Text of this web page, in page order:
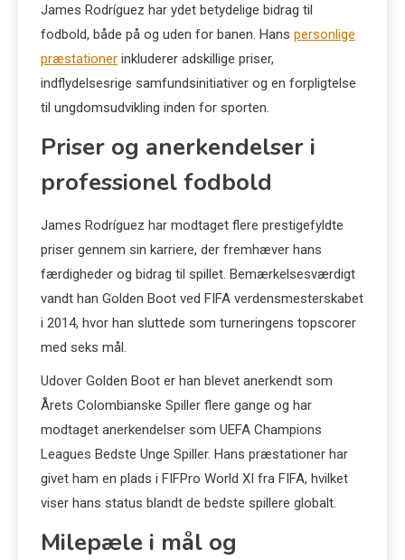
James Rodríguez har ydet betydelige bidrag til
fodbold, både på og uden for banen. Hans personlige
præstationer inkluderer adskillige priser,
indflydelsesrige samfundsinitiativer og en forpligtelse
til ungdomsudvikling inden for sporten.
Priser og anerkendelser i
professionel fodbold
James Rodríguez har modtaget flere prestigefyldte
priser gennem sin karriere, der fremhæver hans
færdigheder og bidrag til spillet. Bemærkelsesværdigt
vandt han Golden Boot ved FIFA verdensmesterskabet
i 2014, hvor han sluttede som turneringens topscorer
med seks mål.
Udover Golden Boot er han blevet anerkendt som
Årets Colombianske Spiller flere gange og har
modtaget anerkendelser som UEFA Champions
Leagues Bedste Unge Spiller. Hans præstationer har
givet ham en plads i FIFPro World XI fra FIFA, hvilket
viser hans status blandt de bedste spillere globalt.
Milepæle i mål og